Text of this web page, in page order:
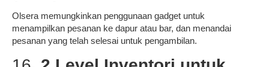
Olsera memungkinkan penggunaan gadget untuk
menampilkan pesanan ke dapur atau bar, dan menandai
pesanan yang telah selesai untuk pengambilan.